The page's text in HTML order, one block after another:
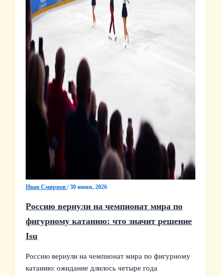
Иван Смирнов/30 июня, 2026
Россию вернули на чемпионат мира по
фигурному катанию: что значит решение
Isu
Россию вернули на чемпионат мира по фигурному
катанию: ожидание длилось четыре года